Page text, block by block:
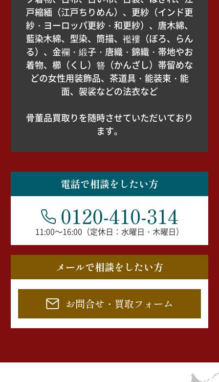
戸縮緬（江戸ちりめん）、更紗（インド更
紗・ヨーロッパ更紗・和更紗）、唐木綿、
藍染木綿、型染、筒描、襤褸（ぼろ、らん
る）、金襴・緞子・唐織・錦織・帯地やお
着物、櫛（くし）簪（かんざし）帯留めな
どの女性用装飾品、茶道具・能装束・能
面、袈裟などの法衣など
骨董品買取りを随時させていただいており
ます。
電話で相談をしたい方
0120-410-314
11:00～16:00（定休日：水曜日・木曜日）
メールで相談をしたい方
お問合せ・買取フォーム